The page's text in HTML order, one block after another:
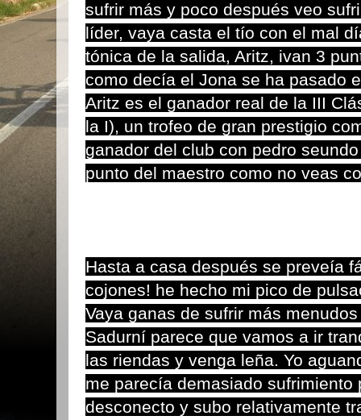
sufrir más y poco después veo
líder, vaya casta el tío con el mal
tónica de la salida, Aritz, ivan 3
como decía el Jona se ha pasado
Aritz es el ganador real de la III
la I), un trofeo de gran prestigio
ganador del club con pedro
punto del maestro como no veas
Hasta a casa después se preveía
cojones! he hecho mi pico de
Vaya ganas de sufrir más
Sadurní parece que vamos a ir
las riendas y venga leña. Yo
me parecía demasiado sufrimiento
desconecto y subo relativamente